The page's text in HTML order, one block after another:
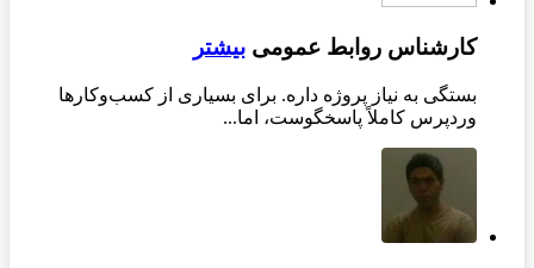
کارشناس روابط عمومی بیشتر
بستگی به نیاز پروژه داره. برای بسیاری از کسب‌وکارها
وردپرس کاملاً پاسخگوست، اما...